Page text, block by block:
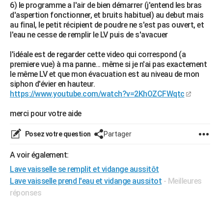
6) le programme a l'air de bien démarrer (j'entend les bras
d'aspertion fonctionner, et bruits habituel) au debut mais
au final, le petit récipient de poudre ne s'est pas ouvert, et
l'eau ne cesse de remplir le LV puis de s'avacuer
l'idéale est de regarder cette video qui correspond (a
premiere vue) à ma panne... même si je n'ai pas exactement
le même LV et que mon évacuation est au niveau de mon
siphon d'évier en hauteur.
https://www.youtube.com/watch?v=2KhOZCFWqtc
merci pour votre aide
Posez votre question Partager
A voir également:
Lave vaisselle se remplit et vidange aussitôt
Lave vaisselle prend l'eau et vidange aussitot - Meilleures
réponses